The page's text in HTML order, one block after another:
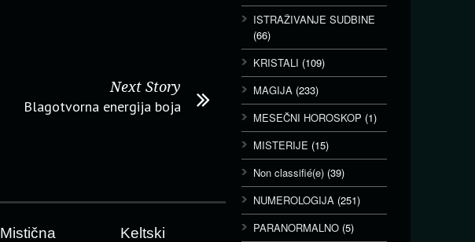
Next Story
Blagotvorna energija boja
Mistična
Keltski
ISTRAŽIVANJE SUDBINE
(66)
KRISTALI (109)
MAGIJA (233)
MESEČNI HOROSKOP (1)
MISTERIJE (15)
Non classifié(e) (39)
NUMEROLOGIJA (251)
PARANORMALNO (5)